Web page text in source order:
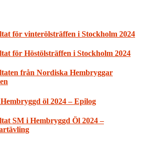
för vinterölsträffen i Stockholm 2024
för Höstölsträffen i Stockholm 2024
från Nordiska Hembryggar
öl 2024 – Epilog
SM i Hembryggd Öl 2024 –